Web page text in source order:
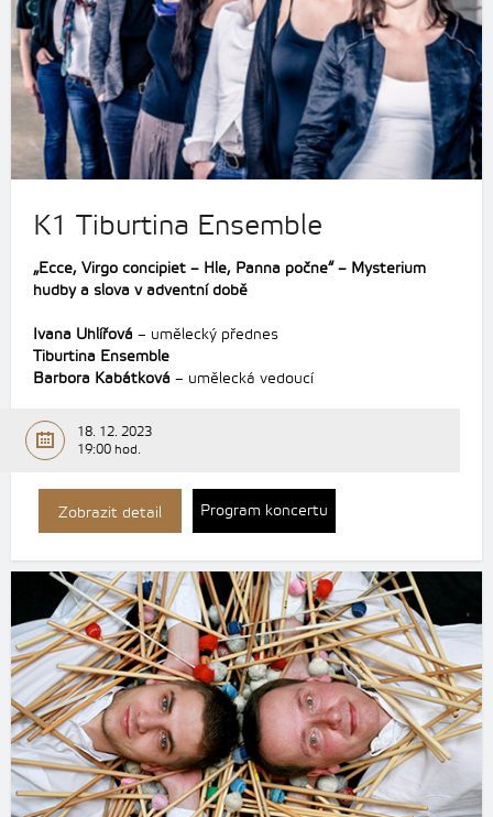
K1 Tiburtina Ensemble
„Ecce, Virgo concipiet – Hle, Panna počne“ – Mysterium
hudby a slova v adventní době
Ivana Uhlířová – umělecký přednes
Tiburtina Ensemble
Barbora Kabátková – umělecká vedoucí
18. 12. 2023
19:00 hod.
Zobrazit detail Program koncertu